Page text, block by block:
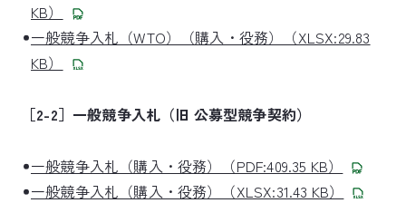
KB）
一般競争入札（WTO）（購入・役務）（XLSX:29.83
KB）
［2-2］一般競争入札（旧 公募型競争契約）
一般競争入札（購入・役務）（PDF:409.35 KB）
一般競争入札（購入・役務）（XLSX:31.43 KB）